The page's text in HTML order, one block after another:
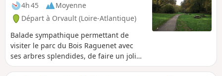
4h 45
Moyenne
Départ à Orvault (Loire-Atlantique)
Balade sympathique permettant de
visiter le parc du Bois Raguenet avec
ses arbres splendides, de faire un joli
tour de campagne pour aller au